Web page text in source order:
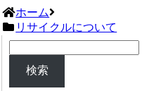
ホーム
リサイクルについて
検索